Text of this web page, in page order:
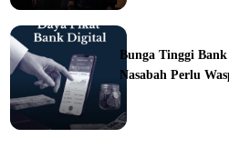
Bunga Tinggi
Nasabah Perlu